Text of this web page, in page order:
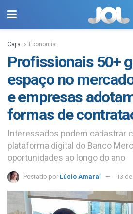
Capa Economia
Profissionais 50+
espaço no
e empresas
formas de
Interessados podem cadastrar
plataforma digital do Banco
oportunidades ao longo do ano
Postado por Lúcio Amaral 13